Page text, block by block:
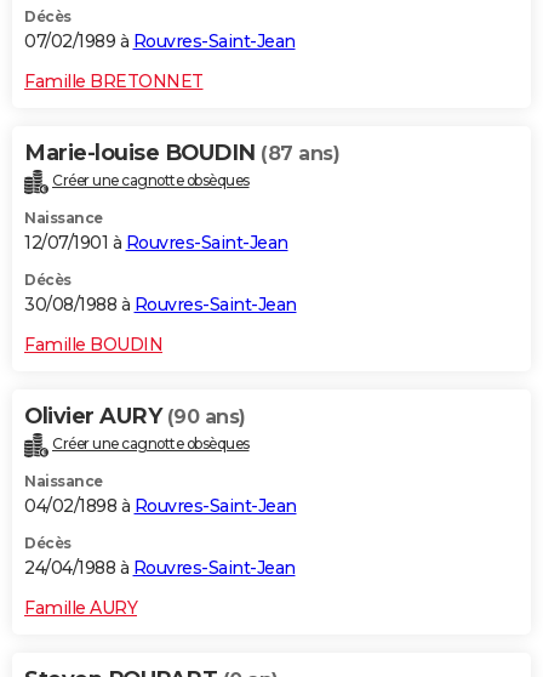
Décès
07/02/1989 à Rouvres-Saint-Jean
Famille BRETONNET
Marie-louise BOUDIN (87 ans)
Créer une cagnotte obsèques
Naissance
12/07/1901 à Rouvres-Saint-Jean
Décès
30/08/1988 à Rouvres-Saint-Jean
Famille BOUDIN
Olivier AURY (90 ans)
Créer une cagnotte obsèques
Naissance
04/02/1898 à Rouvres-Saint-Jean
Décès
24/04/1988 à Rouvres-Saint-Jean
Famille AURY